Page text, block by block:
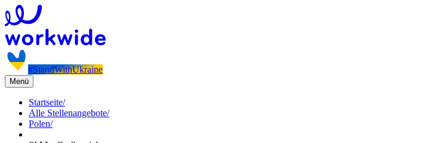
#StandWithUkraine
Menü
Startseite/
Alle Stellenangebote/
Polen/